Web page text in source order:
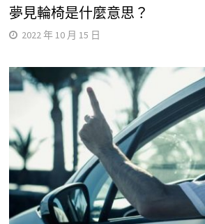
夢見輪椅是什麼意思？
2022 年 10 月 15 日